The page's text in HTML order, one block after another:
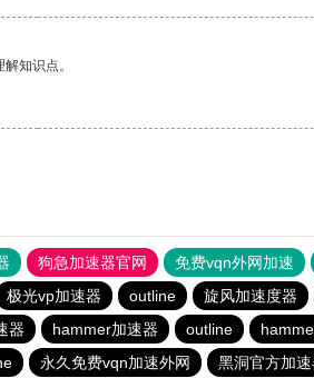
知识点。
狗急加速器官网 免费vqn外网加速
极光vp加速器 outline 旋风加速度器
器 hammer加速器 outline
永久免费vqn加速外网 黑洞官方加速